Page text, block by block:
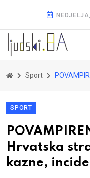
Sport POVAMPIRENE USTAŠE:
SPORT
Hrvatska
kazne,